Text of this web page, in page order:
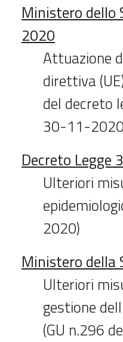
Ministero dello
2020
Attuazione
direttiva
del decreto
30-11-
Decreto Legge
Ulteriori
2020)
Ministero della
Ulteriori
gestione
(GU n.296